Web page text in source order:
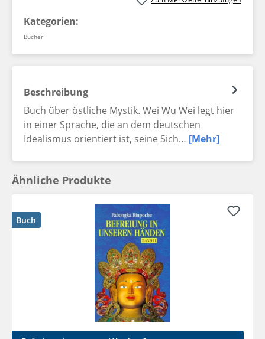
Kategorien:
Bücher
Beschreibung
Buch über östliche Mystik. Wei Wu Wei legt hier
in einer Sprache, die an dem deutschen
Idealismus orientiert ist, seine Sich… [Mehr]
Ähnliche Produkte
Buch